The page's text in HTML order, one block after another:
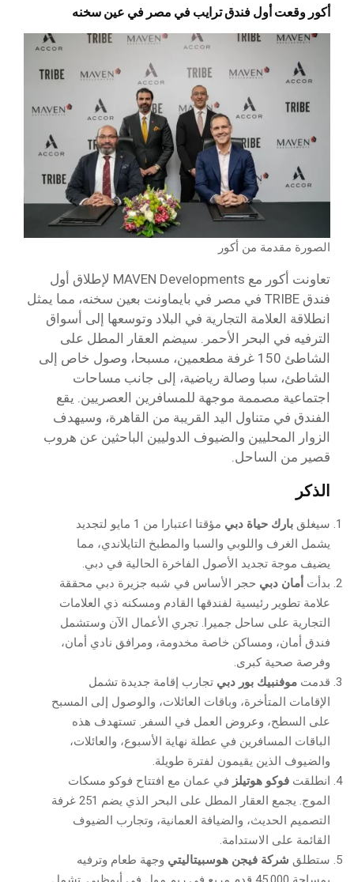
أكور وقعت أول فندق ترايب في مصر في عين سخنه
الصورة مقدمة من أكور
تعاونت أكور مع MAVEN Developments لإطلاق أول
فندق TRIBE في مصر في بايماونت بعين سخنه، مما يمثل
انطلاقة العلامة التجارية في البلاد وتوسعها إلى أسواق
الترفيه في البحر الأحمر. سيضم العقار المطل على
الشاطئ 150 غرفة مطعمين، مسبحا، وصول خاص إلى
الشاطئ، سبا وصالة رياضية، إلى جانب مساحات
اجتماعية مصممة موجهة للمسافرين العصريين. يقع
الفندق في متناول اليد القريبة من القاهرة، وسيهدف
الزوار المحليين والضيوف الدوليين الباحثين عن هروب
قصير من الساحل.
الذكر
سيغلق بارك حياة دبي
مؤقتا اعتبارا من 1 مايو لتجديد
يشمل الغرف واللوبي والسبا والمطبخ التايلاندي، مما
يضيف موجة تجديد الأصول الفاخرة الحالية في دبي.
بدأت أمان دبي حجر الأساس في شبه جزيرة دبي محققة
علامة تطوير رئيسية لفندقها القادم ومسكنه ذي العلامات
التجارية على ساحل جميرا. تجري الأعمال الآن وستشمل
فندق أمان، ومساكن خاصة مخدومة، ومرافق نادي أمان،
وفرصة صحية كبرى.
قدمت موفنبيك بور دبي تجارب إقامة جديدة تشمل
الإقامات المتأخرة، وباقات العائلات، والوصول إلى المسبح
على السطح، وعروض العمل في السفر. تستهدف هذه
الباقات المسافرين في عطلة نهاية الأسبوع، والعائلات،
والضيوف الذين يقيمون لفترة طويلة.
انطلقت فوكو هوتيلز في عمان مع افتتاح فوكو مسكات
الموج. يجمع العقار المطل على البحر الذي يضم 251 غرفة
التصميم الحديث، والضيافة العمانية، وتجارب الضيوف
القائمة على الاستدامة.
ستطلق شركة فيجن هوسبيتاليتي وجهة طعام وترفيه